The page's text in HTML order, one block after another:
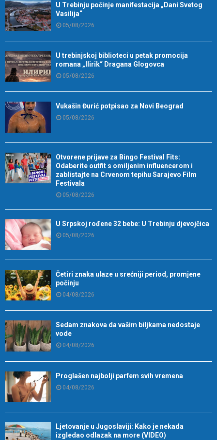
U Trebinju počinje manifestacija „Dani Svetog
Vasilija“
05/08/2026
U trebinjskoj biblioteci u petak promocija
romana „Ilirik“ Dragana Glogovca
05/08/2026
Vukašin Đurić potpisao za Novi Beograd
05/08/2026
Otvorene prijave za Bingo Festival Fits:
Odaberite outfit s omiljenim influencerom i
zablistajte na Crvenom tepihu Sarajevo Film
Festivala
05/08/2026
U Srpskoj rođene 32 bebe: U Trebinju djevojčica
05/08/2026
Četiri znaka ulaze u srećniji period, promjene
počinju
04/08/2026
Sedam znakova da vašim biljkama nedostaje
vode
04/08/2026
Proglašen najbolji parfem svih vremena
04/08/2026
Ljetovanje u Jugoslaviji: Kako je nekada
izgledao odlazak na more (VIDEO)